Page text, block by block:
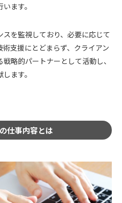
ます。
を監視しており、必要に応じて
支援にとどまらず、クライアン
略的パートナーとして活動し、
ます。
仕事内容とは